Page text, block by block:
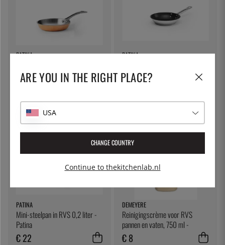
PATINA
Patina
PATINA
Excalibur - Patina - 20 cm
PATINA
Mini-steelpan in RVS 0,2 liter -
Patina
€ 22
DEMEYERE
Reinigingscrème voor RVS
pannen en vaten, 750 ml -
Demeyere
€ 8
ARE YOU IN THE RIGHT PLACE?
USA
CHANGE COUNTRY
Continue to thekitchenlab.nl